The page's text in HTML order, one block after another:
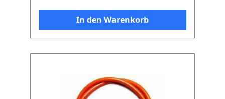
In den Warenkorb